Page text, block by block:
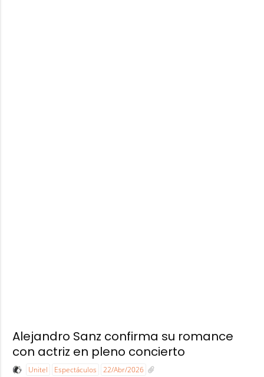
Alejandro Sanz confirma su romance
con actriz en pleno concierto
Unitel Espectáculos 22/Abr/2026